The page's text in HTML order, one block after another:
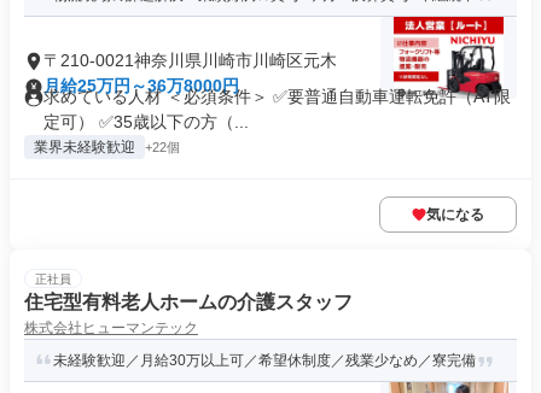
〒210-0021神奈川県川崎市川崎区元木
月給25万円～36万8000円
求めている人材 ＜必須条件＞ ✅要普通自動車運転免許（AT限
定可） ✅35歳以下の方（...
業界未経験歓迎 +22個
気になる
正社員
住宅型有料老人ホームの介護スタッフ
株式会社ヒューマンテック
未経験歓迎／月給30万以上可／希望休制度／残業少なめ／寮完備